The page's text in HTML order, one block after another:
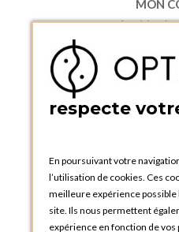
MON
Accéder à
Créer
Catalogues et
respecte
En poursuivant votre
l’utilisation de cookies. Ces
meilleure expérience
site. Ils nous permettent
expérience en fonction de